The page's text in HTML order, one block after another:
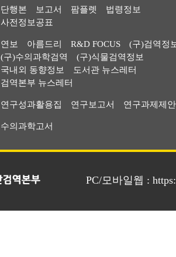
단행본 보고서 팜플렛
법령정보
사전정보공표
연보 아름드리 R&D FOCUS
(구)검역정
(구)수의과학검역
(구)식물검역정보
국내외 동향정보
도서관 뉴스레터
검역본부 뉴스레터
연구성과활용집 연구보고서 연구과제제
수의과학고서
PC/모바일웹 :